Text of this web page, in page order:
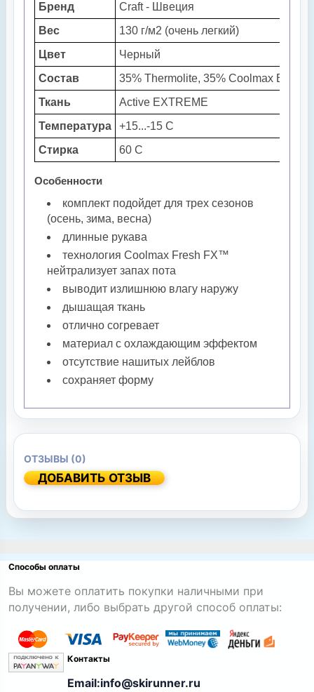
Бренд Craft - Швеция
Вес
130 г/м2 (очень легкий)
Цвет
Черный
Состав
35% Thermolite, 35% Coolmax
Ткань
Active EXTREME
Температура
+15...-15 С
Стирка
60 С
Особенности
комплект подойдет для трех сезонов
(осень, зима, весна)
длинные рукава
технология Coolmax Fresh FX™
нейтрализует запах пота
выводит излишнюю влагу наружу
дышащая ткань
отлично согревает
материал с охлаждающим эффектом
отсутствие нашитых лейблов
сохраняет форму
ОТЗЫВЫ (0)
ДОБАВИТЬ ОТЗЫВ
Способы оплаты
Вы можете оплатить покупки наличными при
получении, либо выбрать другой способ оплаты:
Контакты
Email:info@skirunner.ru